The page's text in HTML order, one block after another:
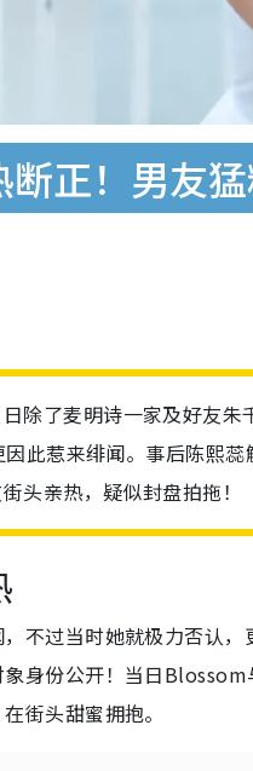
正！男友
除了麦明诗一家及好友
此惹来绯闻。事后陈熙
头亲热，疑似封盘拍拖！
不过当时她就极力否认
身份公开！当日Blossom
街头甜蜜拥抱。